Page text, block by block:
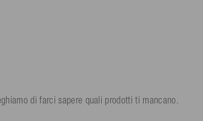
di farci sapere quali prodotti ti mancano.